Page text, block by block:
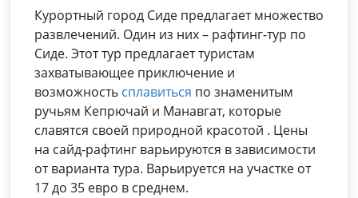
Курортный город Сиде предлагает множество
развлечений. Один из них – рафтинг-тур по
Сиде. Этот тур предлагает туристам
захватывающее приключение и
возможность сплавиться по знаменитым
ручьям Кепрючай и Манавгат, которые
славятся своей природной красотой . Цены
на сайд-рафтинг варьируются в зависимости
от варианта тура. Варьируется на участке от
17 до 35 евро в среднем.